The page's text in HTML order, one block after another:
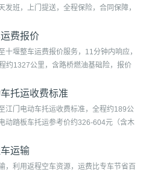
发班，上门提送，全程保险，合同保障，
费报价
十堰整车运费报价服务，11分钟内响应，
约1327公里，含路桥燃油基础险，报价
托运收费标准
江门电动车托运收费标准，全程约189公
动踏板车托运参考价约326-604元（含木
运输
，利用返程空车资源，运费比专车节省百